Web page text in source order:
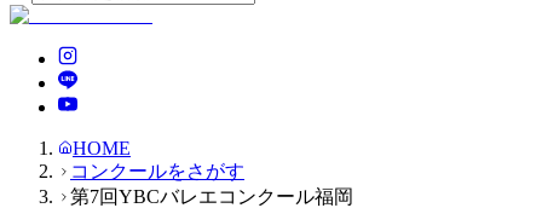
HOME
コンクールをさがす
第7回YBCバレエコンクール福岡